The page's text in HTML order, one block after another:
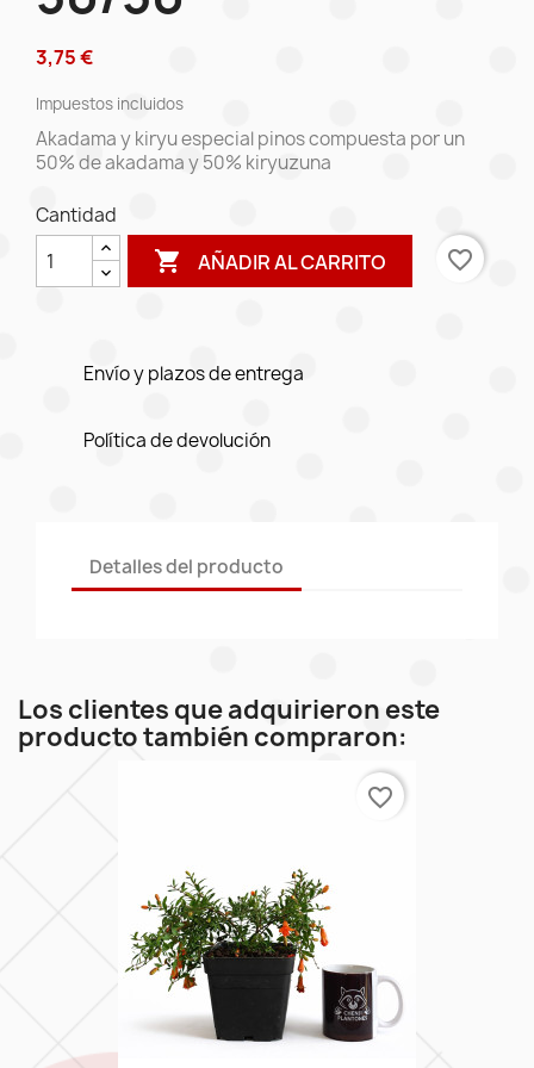
3,75 €
Impuestos incluidos
Akadama y kiryu especial pinos compuesta por un
50% de akadama y 50% kiryuzuna
Cantidad
 AÑADIR AL CARRITO favorite_border
Envío y plazos de entrega
Política de devolución
Detalles del producto
Los clientes que adquirieron este
producto también compraron:
favorite_border